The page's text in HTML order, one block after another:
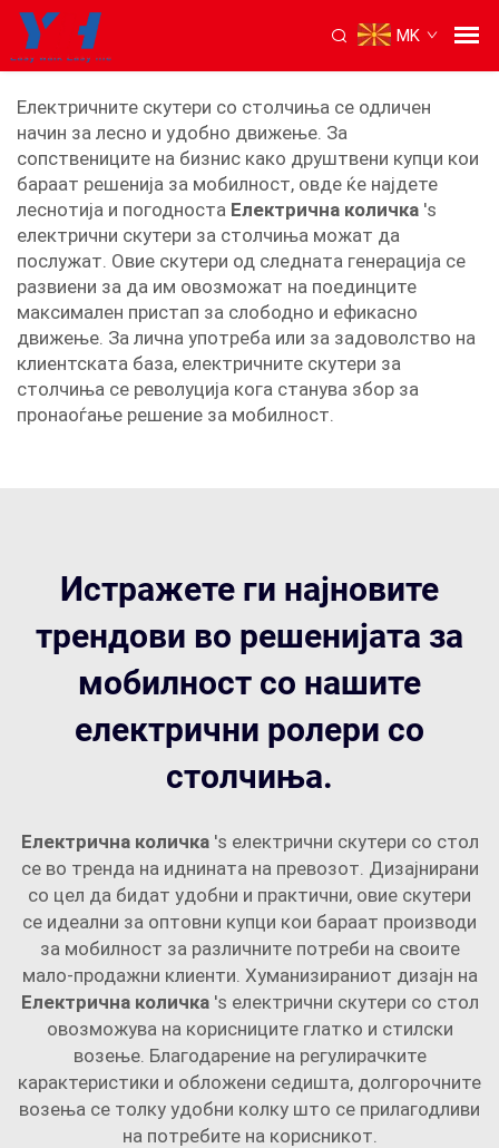
MK
електричен ролер со столче
Електричните скутери со столчиња се одличен
начин за лесно и удобно движење. За
сопствениците на бизнис како друштвени купци кои
бараат решенија за мобилност, овде ќе најдете
леснотија и погодноста Електрична количка 's
електрични скутери за столчиња можат да
послужат. Овие скутери од следната генерација се
развиени за да им овозможат на поединците
максимален пристап за слободно и ефикасно
движење. За лична употреба или за задоволство на
клиентската база, електричните скутери за
столчиња се револуција кога станува збор за
пронаоѓање решение за мобилност.
Истражете ги најновите
трендови во решенијата за
мобилност со нашите
електрични ролери со
столчиња.
Електрична количка 's електрични скутери со стол
се во тренда на иднината на превозот. Дизајнирани
со цел да бидат удобни и практични, овие скутери
се идеални за оптовни купци кои бараат производи
за мобилност за различните потреби на своите
мало-продажни клиенти. Хуманизираниот дизајн на
Електрична количка 's електрични скутери со стол
овозможува на корисниците глатко и стилски
возење. Благодарение на регулирачките
карактеристики и обложени седишта, долгорочните
возења се толку удобни колку што се прилагодливи
на потребите на корисникот.